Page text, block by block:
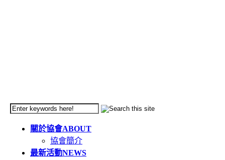
關於協會ABOUT
協會簡介
最新活動NEWS